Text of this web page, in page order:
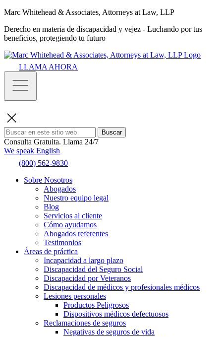
Marc Whitehead & Associates, Attorneys at Law, LLP
Derecho en materia de discapacidad y vejez - Luchando por tus
beneficios, protegiendo tu futuro
LLAMA AHORA
Buscar
Consulta Gratuita. Llama 24/7
We speak English
(800) 562-9830
Sobre Nosotros
Abogados
Nuestro equipo legal
Blog
Servicios al cliente
Cómo ayudamos
Abogados referentes
Testimonios
Áreas de práctica
Incapacidad a largo plazo
Discapacidad del Seguro Social
Discapacidad por Veteranos
Discapacidad de médicos y profesionales médicos
Lesiones personales
Productos Peligrosos
Dispositivos médicos defectuosos
Reclamaciones de seguros
Negativas de seguros de vida